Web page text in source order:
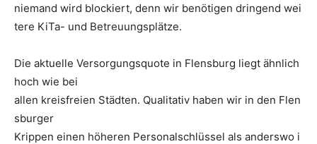
niemand wird blockiert, denn wir benötigen dringend wei
tere KiTa- und Betreuungsplätze.
Die aktuelle Versorgungsquote in Flensburg liegt ähnlich
hoch wie bei
allen kreisfreien Städten. Qualitativ haben wir in den Flen
sburger
Krippen einen höheren Personalschlüssel als anderswo i